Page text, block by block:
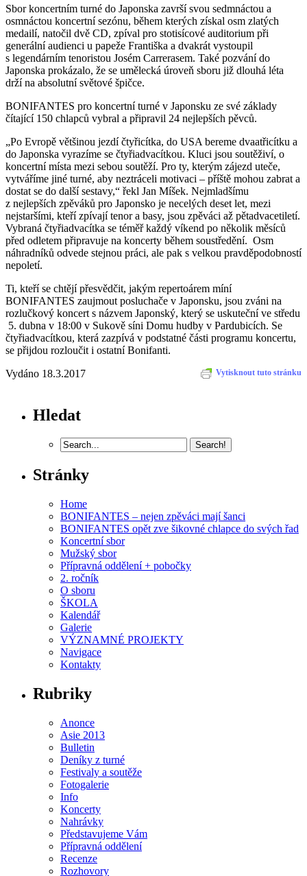
Sbor koncertním turné do Japonska završí svou sedmnáctou a
osmnáctou koncertní sezónu, během kterých získal osm zlatých
medailí, natočil dvě CD, zpíval pro stotisícové auditorium při
generální audienci u papeže Františka a dvakrát vystoupil
s legendárním tenoristou Josém Carrerasem. Také pozvání do
Japonska prokázalo, že se umělecká úroveň sboru již dlouhá léta
drží na absolutní světové špičce.
BONIFANTES pro koncertní turné v Japonsku ze své základy
čítající 150 chlapců vybral a připravil 24 nejlepších pěvců.
„Po Evropě většinou jezdí čtyřicítka, do USA bereme dvaatřicítku a
do Japonska vyrazíme se čtyřiadvacítkou. Kluci jsou soutěživí, o
koncertní místa mezi sebou soutěží. Pro ty, kterým zájezd uteče,
vytváříme jiné turné, aby neztráceli motivaci – příště mohou zabrat a
dostat se do další sestavy,“ řekl Jan Míšek. Nejmladšímu
z nejlepších zpěváků pro Japonsko je necelých deset let, mezi
nejstaršími, kteří zpívají tenor a basy, jsou zpěváci až pětadvacetiletí.
Vybraná čtyřiadvacítka se téměř každý víkend po několik měsíců
před odletem připravuje na koncerty během soustředění. Osm
náhradníků odvede stejnou práci, ale pak s velkou pravděpodobností
nepoletí.
Ti, kteří se chtějí přesvědčit, jakým repertoárem míní
BONIFANTES zaujmout posluchače v Japonsku, jsou zváni na
rozlučkový koncert s názvem Japonský, který se uskuteční ve středu
5. dubna v 18:00 v Sukově síni Domu hudby v Pardubicích. Se
čtyřiadvacítkou, která zazpívá v podstatné části programu koncertu,
se přijdou rozloučit i ostatní Bonifanti.
Vytisknout tuto stránku
Vydáno 18.3.2017
Hledat
Stránky
Home
BONIFANTES – nejen zpěváci mají šanci
BONIFANTES opět zve šikovné chlapce do svých řad
Koncertní sbor
Mužský sbor
Přípravná oddělení + pobočky
2. ročník
O sboru
ŠKOLA
Kalendář
Galerie
VÝZNAMNÉ PROJEKTY
Navigace
Kontakty
Rubriky
Anonce
Asie 2013
Bulletin
Deníky z turné
Festivaly a soutěže
Fotogalerie
Info
Koncerty
Nahrávky
Představujeme Vám
Přípravná oddělení
Recenze
Rozhovory